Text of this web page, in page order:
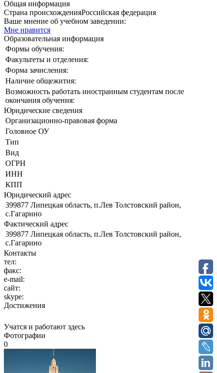
Общая информация
Страна происхожденияРоссийская федерация
Ваше мнение об учебном заведении:
Мне нравится
Образовательная информация
Формы обучения:
Факультеты и отделения:
Форма зачисления:
Наличие общежития:
Возможность работать иностранным студентам после
окончания обучения:
Юридические сведения
Организационно-правовая форма
Головное ОУ
Тип
Вид
ОГРН
ИНН
КПП
Юридический адрес
399877 Липецкая область, п.Лев Толстовский район,
с.Гагарино
Фактический адрес
399877 Липецкая область, п.Лев Толстовский район,
с.Гагарино
Контакты
тел:
факс:
e-mail:
сайт:
skype:
Достижения
Учатся и работают здесь
Фотографии
0